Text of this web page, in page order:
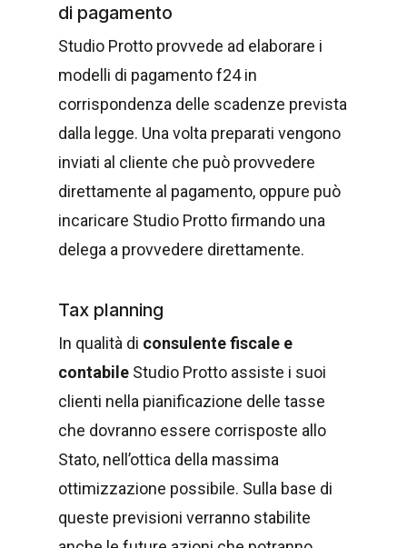
di pagamento
Studio Protto provvede ad elaborare i
modelli di pagamento f24 in
corrispondenza delle scadenze prevista
dalla legge. Una volta preparati vengono
inviati al cliente che può provvedere
direttamente al pagamento, oppure può
incaricare Studio Protto firmando una
delega a provvedere direttamente.
Tax planning
In qualità di consulente fiscale e
contabile Studio Protto assiste i suoi
clienti nella pianificazione delle tasse
che dovranno essere corrisposte allo
Stato, nell’ottica della massima
ottimizzazione possibile. Sulla base di
queste previsioni verranno stabilite